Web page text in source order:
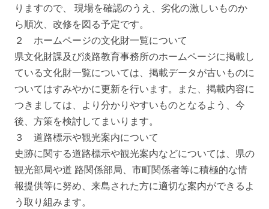
りますので、 現場を確認のうえ、劣化の激しいものか
ら順次、改修を図る予定です。
２ ホームページの文化財一覧について
県文化財課及び淡路教育事務所のホームページに掲載し
ている文化財一覧については、掲載データが古いものに
ついてはすみやかに更新を行います。また、掲載内容に
つきましては、より分かりやすいものとなるよう、今
後、方策を検討してまいります。
３ 道路標示や観光案内について
史跡に関する道路標示や観光案内などについては、県の
観光部局や道 路関係部局、市町関係者等に積極的な情
報提供等に努め、来島された方に適切な案内ができるよ
う取り組みます。